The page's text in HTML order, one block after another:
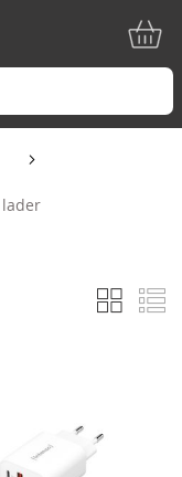
Vis
som
Gitter